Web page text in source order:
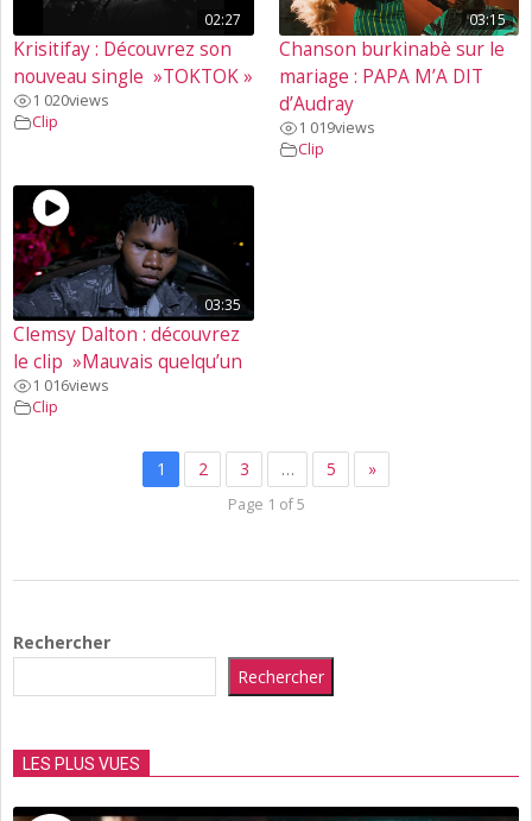
02:27
Krisitifay : Découvrez son
nouveau single »TOKTOK »
1 020views
Clip
03:15
Chanson burkinabè sur le
mariage : PAPA M’A DIT
d’Audray
1 019views
Clip
03:35
Clemsy Dalton : découvrez
le clip »Mauvais quelqu’un
1 016views
Clip
1 2 3 … 5 »
Page 1 of 5
27
Rechercher
Rechercher
LES PLUS VUES